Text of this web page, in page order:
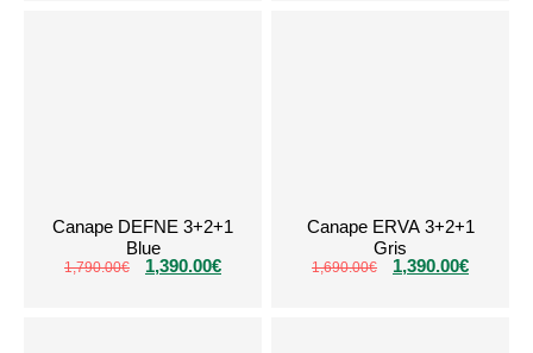
Canape DEFNE 3+2+1
Blue
1,790.00€ 1,390.00€
Canape ERVA 3+2+1
Gris
1,690.00€ 1,390.00€